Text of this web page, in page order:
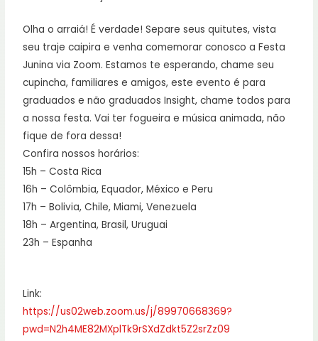
Olha o arraiá! É verdade! Separe seus quitutes, vista
seu traje caipira e venha comemorar conosco a Festa
Junina via Zoom. Estamos te esperando, chame seu
cupincha, familiares e amigos, este evento é para
graduados e não graduados Insight, chame todos para
a nossa festa. Vai ter fogueira e música animada, não
fique de fora dessa!
Confira nossos horários:
15h – Costa Rica
16h – Colômbia, Equador, México e Peru
17h – Bolivia, Chile, Miami, Venezuela
18h – Argentina, Brasil, Uruguai
23h – Espanha
Link:
https://us02web.zoom.us/j/89970668369?
pwd=N2h4ME82MXplTk9rSXdZdkt5Z2srZz09